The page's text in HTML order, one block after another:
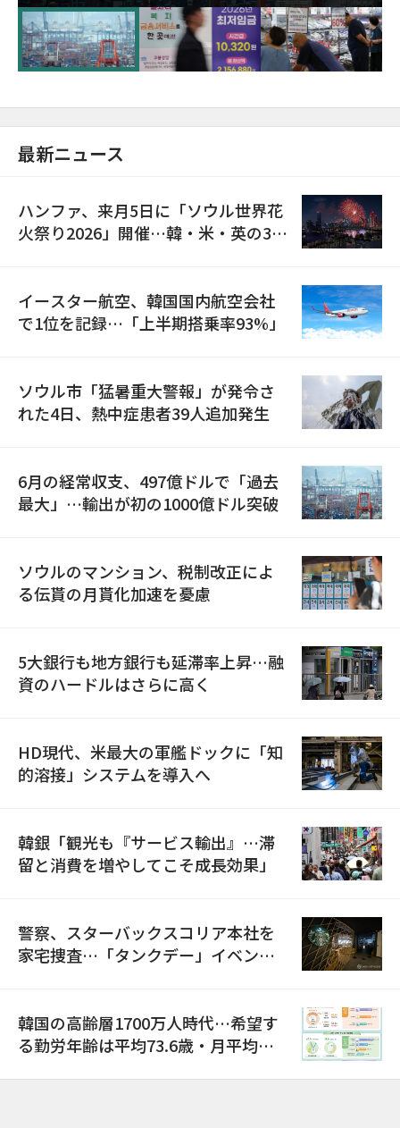
が初の1000億ドル突破
最新ニュース
ハンファ、来月5日に「ソウル世界花
火祭り2026」開催…韓・米・英の3カ
イースター航空、韓国国内航空会社
で1位を記録…「上半期搭乗率93%」
ソウル市「猛暑重大警報」が発令さ
れた4日、熱中症患者39人追加発生
6月の経常収支、497億ドルで「過去
最大」…輸出が初の1000億ドル突破
ソウルのマンション、税制改正によ
る伝貰の月貰化加速を憂慮
5大銀行も地方銀行も延滞率上昇…融
資のハードルはさらに高く
HD現代、米最大の軍艦ドックに「知
的溶接」システムを導入へ
韓銀「観光も『サービス輸出』…滞
留と消費を増やしてこそ成長効果」
警察、スターバックスコリア本社を
家宅捜査…「タンクデー」イベント
韓国の高齢層1700万人時代…希望す
る勤労年齢は平均73.6歳・月平均賃